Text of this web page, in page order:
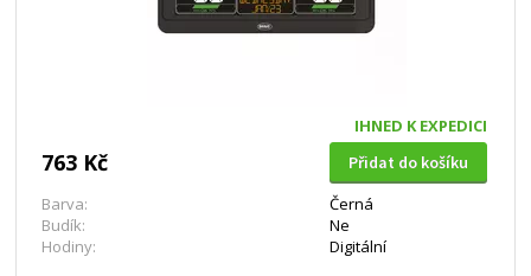
IHNED K EXPEDICI
763 Kč
Přidat do košíku
Barva:
Černá
Budík:
Ne
Hodiny:
Digitální